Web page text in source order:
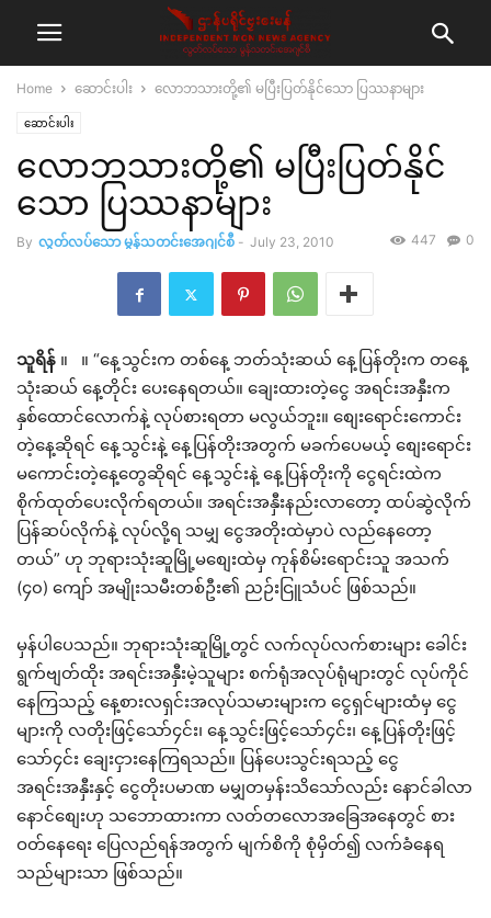
Home ဆောင်းပါး လောဘသားတို့၏ မပြီးပြတ်နိုင်သော ပြဿနာများ
ဆောင်းပါး
လောဘသားတို့၏ မပြီးပြတ်နိုင်
သော ပြဿနာများ
By လွတ်လပ်သော မွန်သတင်းအေဂျင်စီ - July 23, 2010 0
447
သူရိန် ။ ။ “နေ့သွင်းက တစ်နေ့ ဘတ်သုံးဆယ် နေ့ပြန်တိုးက တနေ့
သုံးဆယ် နေ့တိုင်း ပေးနေရတယ်။ ချေးထားတဲ့ငွေ အရင်းအနှီးက
နှစ်ထောင်လောက်နဲ့ လုပ်စားရတာ မလွယ်ဘူး။ စျေးရောင်းကောင်း
တဲ့နေ့ဆိုရင် နေ့သွင်းနဲ့ နေ့ပြန်တိုးအတွက် မခက်ပေမယ့် စျေးရောင်း
မကောင်းတဲ့နေ့တွေဆိုရင် နေ့သွင်းနဲ့ နေ့ပြန်တိုးကို ငွေရင်းထဲက
စိုက်ထုတ်ပေးလိုက်ရတယ်။ အရင်းအနှီးနည်းလာတော့ ထပ်ဆွဲလိုက်
ပြန်ဆပ်လိုက်နဲ့ လုပ်လို့ရ သမျှ ငွေအတိုးထဲမှာပဲ လည်နေတော့
တယ်” ဟု ဘုရားသုံးဆူမြို့မစျေးထဲမှ ကုန်စိမ်းရောင်းသူ အသက်
(၄၀) ကျော် အမျိုးသမီးတစ်ဦး၏ ညဉ်းငြူသံပင် ဖြစ်သည်။
မှန်ပါပေသည်။ ဘုရားသုံးဆူမြို့တွင် လက်လုပ်လက်စားများ ခေါင်း
ရွက်ဗျတ်ထိုး အရင်းအနှီးမဲ့သူများ စက်ရုံအလုပ်ရုံများတွင် လုပ်ကိုင်
နေကြသည့် နေ့စားလရှင်းအလုပ်သမားများက ငွေရှင်များထံမှ ငွေ
များကို လတိုးဖြင့်သော်၄င်း၊ နေ့သွင်းဖြင့်သော်၄င်း၊ နေ့ပြန်တိုးဖြင့်
သော်၄င်း ချေးငှားနေကြရသည်။ ပြန်ပေးသွင်းရသည့် ငွေ
အရင်းအနှီးနှင့် ငွေတိုးပမာဏ မမျှတမှန်းသိသော်လည်း နောင်ခါလာ
နောင်စျေးဟု သဘောထားကာ လတ်တလောအခြေအနေတွင် စား
ဝတ်နေရေး ပြေလည်ရန်အတွက် မျက်စိကို စုံမှိတ်၍ လက်ခံနေရ
သည်များသာ ဖြစ်သည်။